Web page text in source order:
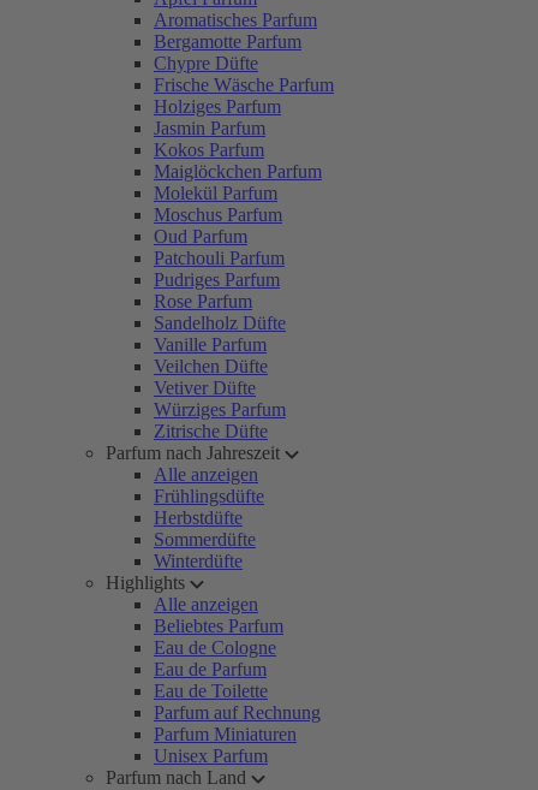
Aromatisches Parfum
Bergamotte Parfum
Chypre Düfte
Frische Wäsche Parfum
Holziges Parfum
Jasmin Parfum
Kokos Parfum
Maiglöckchen Parfum
Molekül Parfum
Moschus Parfum
Oud Parfum
Patchouli Parfum
Pudriges Parfum
Rose Parfum
Sandelholz Düfte
Vanille Parfum
Veilchen Düfte
Vetiver Düfte
Würziges Parfum
Zitrische Düfte
Parfum nach Jahreszeit
Alle anzeigen
Frühlingsdüfte
Herbstdüfte
Sommerdüfte
Winterdüfte
Highlights
Alle anzeigen
Beliebtes Parfum
Eau de Cologne
Eau de Parfum
Eau de Toilette
Parfum auf Rechnung
Parfum Miniaturen
Unisex Parfum
Parfum nach Land